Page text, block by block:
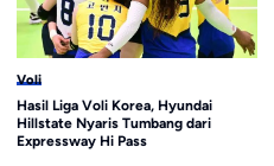
Voli
Hasil Liga Voli Korea, Hyundai
Hillstate Nyaris Tumbang dari
Expressway Hi Pass